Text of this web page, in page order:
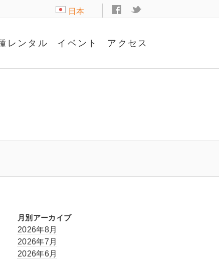
日本
レンタル イベント アクセス
月別アーカイブ
2026年8月
2026年7月
2026年6月